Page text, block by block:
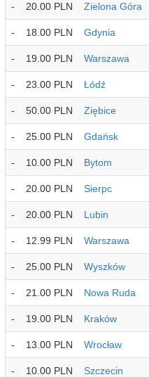
- 20.00 PLN Zielona Góra
- 18.00 PLN Gdynia
- 19.00 PLN Warszawa
- 23.00 PLN Łódź
- 50.00 PLN Ziębice
- 25.00 PLN Gdańsk
- 10.00 PLN Bytom
- 20.00 PLN Sierpc
- 20.00 PLN Lubin
- 12.99 PLN Warszawa
- 25.00 PLN Wyszków
- 21.00 PLN Nowa Ruda
- 19.00 PLN Kraków
- 13.00 PLN Wrocław
- 10.00 PLN Szczecin